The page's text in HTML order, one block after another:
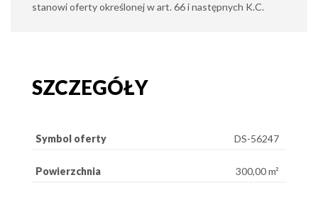
stanowi oferty określonej w art. 66 i następnych K.C.
SZCZEGÓŁY
Symbol oferty DS-56247
Powierzchnia 300,00 m²